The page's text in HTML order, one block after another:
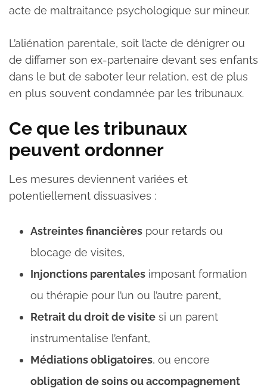
acte de maltraitance psychologique sur mineur.
L’aliénation parentale, soit l’acte de dénigrer ou
de diffamer son ex-partenaire devant ses enfants
dans le but de saboter leur relation, est de plus
en plus souvent condamnée par les tribunaux.
Ce que les tribunaux
peuvent ordonner
Les mesures deviennent variées et
potentiellement dissuasives :
Astreintes financières pour retards ou
blocage de visites,
Injonctions parentales imposant formation
ou thérapie pour l’un ou l’autre parent,
Retrait du droit de visite si un parent
instrumentalise l’enfant,
Médiations obligatoires, ou encore
obligation de soins ou accompagnement